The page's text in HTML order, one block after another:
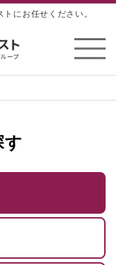
にお任せください。